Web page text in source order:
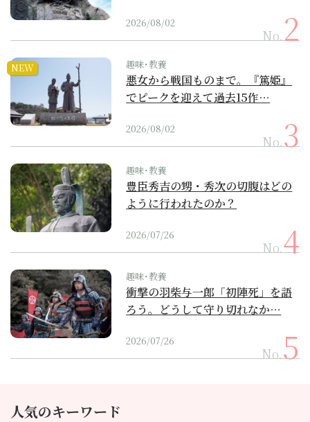
2026/08/02
No.
NEW 趣味･教養
悪女から戦国ものまで。『篤姫』
でピークを迎えて過去15作…
2026/08/02
No.
趣味･教養
豊臣秀吉の甥・秀次の切腹はどの
ように行われたのか？
2026/07/26
No.
趣味･教養
衝撃の羽柴与一郎「初陣死」を語
ろう。どうして守り切れなか…
2026/07/26
No.
人気のキーワード